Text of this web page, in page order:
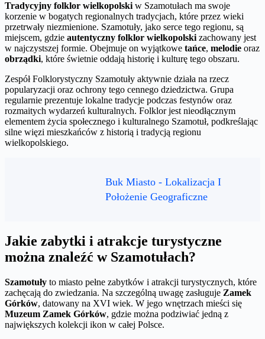
Tradycyjny folklor wielkopolskiw Szamotułach ma swoje
korzenie w bogatych regionalnych tradycjach, które przez wieki
przetrwały niezmienione. Szamotuły, jako serce tego regionu, są
miejscem, gdzie autentyczny folklor wielkopolskizachowany jest
w najczystszej formie. Obejmuje on wyjątkowe tańce, melodie oraz
obrządki, które świetnie oddają historię i kulturę tego obszaru.
Zespół Folklorystyczny Szamotuły aktywnie działa na rzecz
popularyzacji oraz ochrony tego cennego dziedzictwa. Grupa
regularnie prezentuje lokalne tradycje podczas festynów oraz
rozmaitych wydarzeń kulturalnych. Folklor jest nieodłącznym
elementem życia społecznego i kulturalnego Szamotuł, podkreślając
silne więzi mieszkańców z historią i tradycją regionu
wielkopolskiego.
Buk Miasto - Lokalizacja I
Położenie Geograficzne
Jakie zabytki i atrakcje turystyczne
można znaleźć w Szamotułach?
Szamotuły to miasto pełne zabytków i atrakcji turystycznych, które
zachęcają do zwiedzania. Na szczególną uwagę zasługuje Zamek
Górków, datowany na XVI wiek. W jego wnętrzach mieści się
Muzeum Zamek Górków, gdzie można podziwiać jedną z
największych kolekcji ikon w całej Polsce.